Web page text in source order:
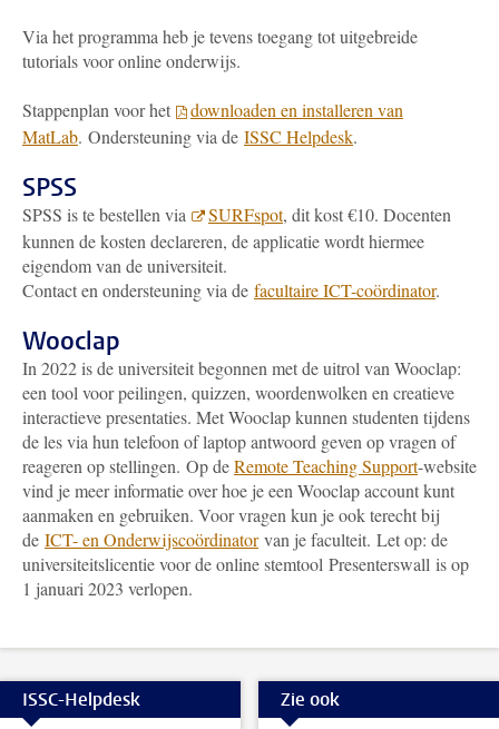
Via het programma heb je tevens toegang tot uitgebreide
tutorials voor online onderwijs.
Stappenplan voor het
downloaden en installeren van
MatLab. Ondersteuning via de ISSC Helpdesk.
SPSS
SPSS is te bestellen via SURFspot, dit kost €10. Docenten
kunnen de kosten declareren, de applicatie wordt hiermee
eigendom van de universiteit.
Contact en ondersteuning via de facultaire ICT-coördinator.
Wooclap
In 2022 is de universiteit begonnen met de uitrol van Wooclap:
een tool voor peilingen, quizzen, woordenwolken en creatieve
interactieve presentaties. Met Wooclap kunnen studenten tijdens
de les via hun telefoon of laptop antwoord geven op vragen of
reageren op stellingen. Op deRemote Teaching Support-website
vind je meer informatie over hoe je een Wooclap account kunt
aanmaken en gebruiken. Voor vragen kun je ook terecht bij
de ICT- en Onderwijscoördinatorvan je faculteit. Let op: de
universiteitslicentie voor de online stemtool Presenterswall is op
1 januari 2023 verlopen.
ISSC-Helpdesk Zie ook